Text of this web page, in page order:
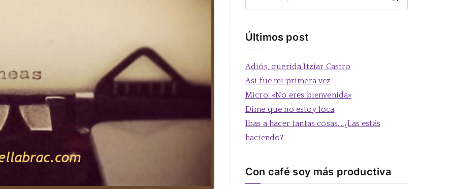
Últimos post
Adiós, querida Itziar Castro
Así fue mi primera vez
Micro: «No eres bienvenida»
Dime que no estoy loca
Ibas a hacer tantas cosas… ¿Las estás
haciendo?
Con café soy más productiva